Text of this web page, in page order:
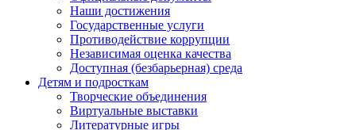
Наши достижения
Государственные услуги
Противодействие коррупции
Независимая оценка качества
Доступная (безбарьерная) среда
Детям и подросткам
Творческие объединения
Виртуальные выставки
Литературные игры